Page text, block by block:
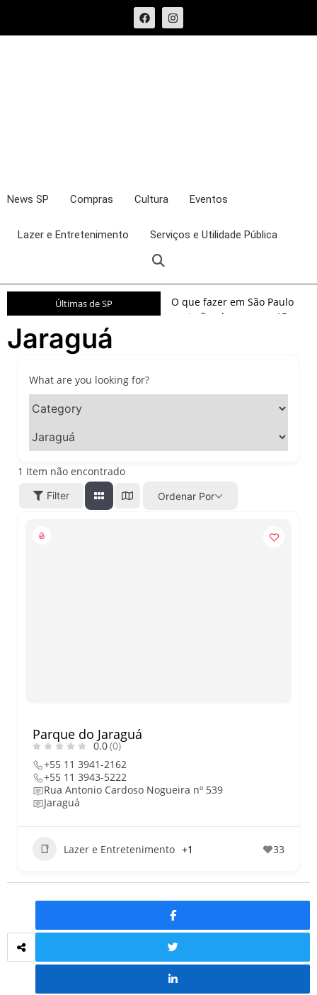
News SP Compras Cultura Eventos
Lazer e Entretenimento Serviços e Utilidade Pública
Últimas de SP
O que fazer em São Paulo
neste fim de semana: 15
pedaço da Itália durante
em agosto de 2026: festas
italianas, eventos,
O que fazer em São Paulo
Jaraguá
What are you looking for?
1 Item não encontrado
Filter Ordenar Por
Parque do Jaraguá
0.0(0)
+55 11 3941-2162
+55 11 3943-5222
Rua Antonio Cardoso Nogueira nº 539
Jaraguá
Lazer e Entretenimento +1 33